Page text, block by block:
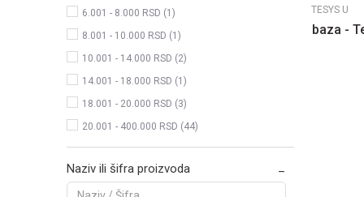
6.001 - 8.000 RSD (1)
8.001 - 10.000 RSD (1)
10.001 - 14.000 RSD (2)
14.001 - 18.000 RSD (1)
18.001 - 20.000 RSD (3)
20.001 - 400.000 RSD (44)
Naziv ili šifra proizvoda
TESYS U
baza -